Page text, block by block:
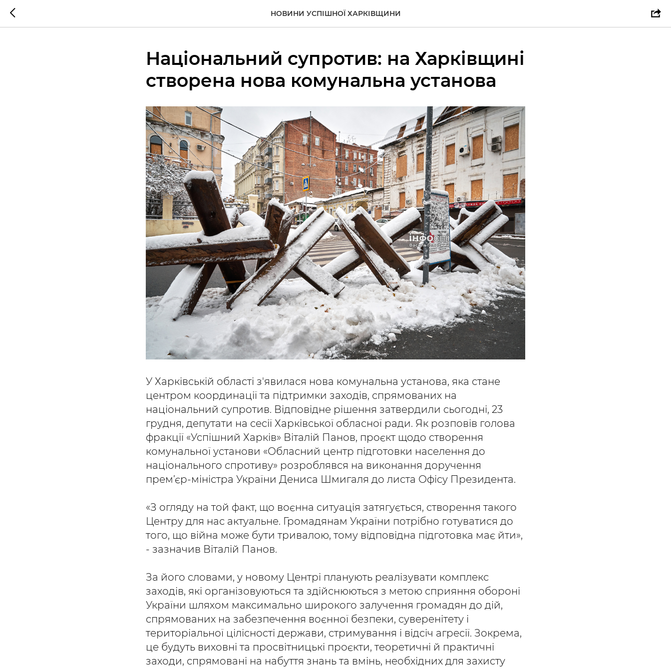
НОВИНИ УСПІШНОЇ ХАРКІВЩИНИ
Національний супротив: на Харківщині
створена нова комунальна установа
У Харківській області з'явилася нова комунальна установа, яка стане
центром координації та підтримки заходів, спрямованих на
національний супротив. Відповідне рішення затвердили сьогодні, 23
грудня, депутати на сесії Харківської обласної ради. Як розповів голова
фракції «Успішний Харків» Віталій Панов, проєкт щодо створення
комунальної установи «Обласний центр підготовки населення до
національного спротиву» розроблявся на виконання доручення
прем’єр-міністра України Дениса Шмигаля до листа Офісу Президента.
«З огляду на той факт, що воєнна ситуація затягується, створення такого
Центру для нас актуальне. Громадянам України потрібно готуватися до
того, що війна може бути тривалою, тому відповідна підготовка має йти»,
- зазначив Віталій Панов.
За його словами, у новому Центрі планують реалізувати комплекс
заходів, які організовуються та здійснюються з метою сприяння обороні
України шляхом максимально широкого залучення громадян до дій,
спрямованих на забезпечення воєнної безпеки, суверенітету і
територіальної цілісності держави, стримування і відсіч агресії. Зокрема,
це будуть виховні та просвітницькі проєкти, теоретичні й практичні
заходи, спрямовані на набуття знань та вмінь, необхідних для захисту